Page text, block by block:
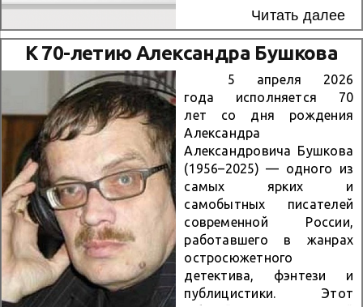
диверсантов, по сей день
поражает своей
пронзительностью. «В
списках не значился»
(роман) — история...
выдаются на 14 дней.
Лимит – 3 книги на руках.
Что необходимо сделать?
1. Пройдите по ссылке:
http://lit.to/12748 . 2.
Введите Ваши данные:
имя, фамилию, год
рождения и электронную
почту. Нажмите
«Зарегистрироваться»,
после чего вы получаете
логин и пароль на ваш
почтовый ящик. 3. На
сайте ЛитРес
https://www.litres.ru в
форме «Войти» нажмите
Читать далее
К 70-летию Александра Бушкова
5 апреля 2026
года исполняется 70
лет со дня рождения
Александра
Александровича Бушкова
(1956–2025) — одного из
самых ярких и
самобытных писателей
современной России,
работавшего в жанрах
остросюжетного
детектива, фэнтези и
публицистики. Этот